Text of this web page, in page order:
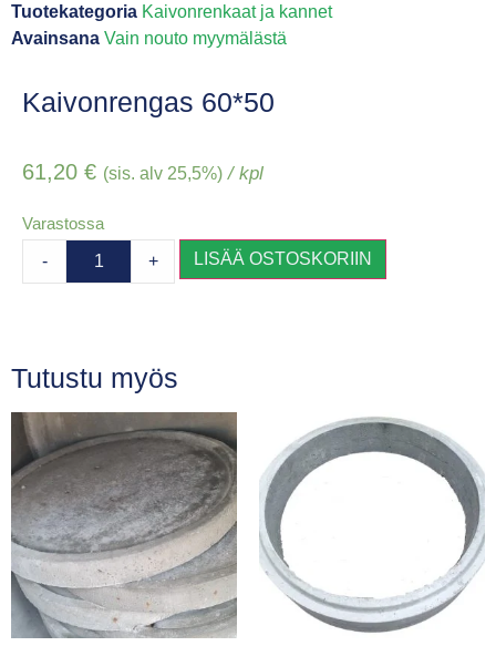
Tuotekategoria Kaivonrenkaat ja kannet
Avainsana Vain nouto myymälästä
Kaivonrengas 60*50
61,20 € (sis. alv 25,5%) / kpl
Varastossa
- + LISÄÄ OSTOSKORIIN
Tutustu myös